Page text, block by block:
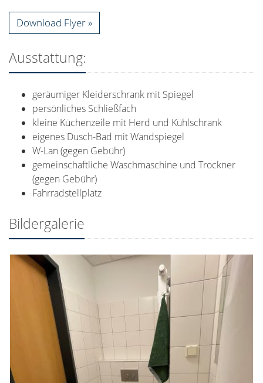
Download Flyer
Ausstattung:
geräumiger Kleiderschrank mit Spiegel
persönliches Schließfach
kleine Küchenzeile mit Herd und Kühlschrank
eigenes Dusch-Bad mit Wandspiegel
W-Lan (gegen Gebühr)
gemeinschaftliche Waschmaschine und Trockner
(gegen Gebühr)
Fahrradstellplatz
Bildergalerie